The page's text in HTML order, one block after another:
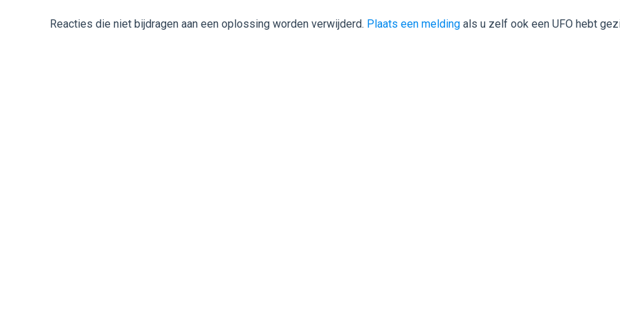
Reacties die niet bijdragen aan een oplossing worden verwijderd. Plaats een melding als u zelf ook een UFO hebt